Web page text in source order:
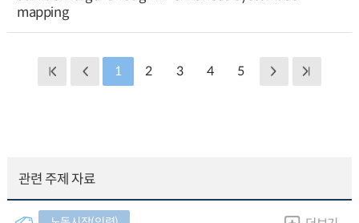
mapping
1 2 3 4 5
관련 주제 자료